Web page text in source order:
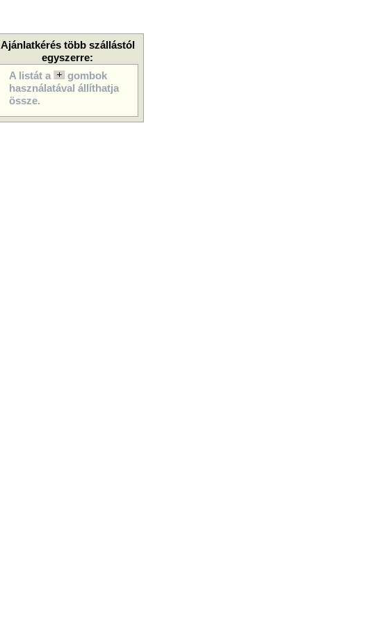
Ajánlatkérés több szállástól
egyszerre:
A listát a
gombok
használatával állíthatja
össze.